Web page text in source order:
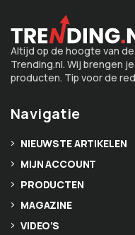
Altijd op de hoogte van
Trending.nl. Wij brengen
producten. Tip voor de
Navigatie
NIEUWSTE ARTIKELEN
MIJN ACCOUNT
PRODUCTEN
MAGAZINE
VIDEO’S